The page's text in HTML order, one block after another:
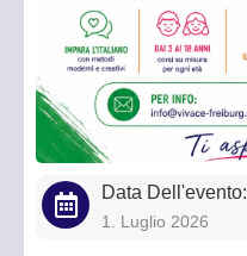
Data Dell'evento:
1. Luglio 2026